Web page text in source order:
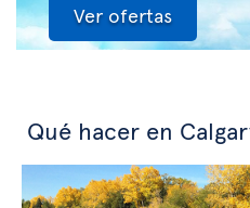
Ver ofertas
Qué hacer en